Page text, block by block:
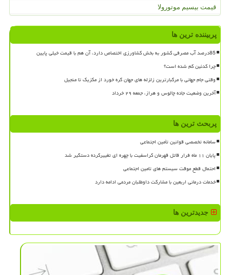
قیمت بیسیم موتورولا
پربیننده ترین ها
85درصد آب مصرفی کشور به بخش کشاورزی اختصاص دارد، آن هم با قیمت خیلی پایین
چرا کدئین کم شده است؟
وقتی جام جهانی با مرگبارترین زلزله های جهان گره خورد از مکزیک تا منجیل
آخرین وضعیت جاده چالوس و هراز، جمعه ۲۹ خرداد
پربحث ترین ها
سامانه تخصصی قوانین تأمین اجتماعی
پایان ۱۱ ماه فرار قاتل قهرمان کراسفیت با چهره ای تغییرکرده دستگیر شد
احتمال قطع موقت سیستم های تامین اجتماعی
خدمات درمانی اربعین با مشارکت داوطلبان مردمی ادامه دارد
جدیدترین ها